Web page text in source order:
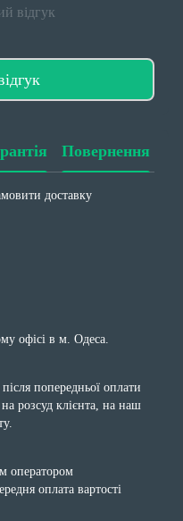
відгук
Повернення
доставку
офісі в м. Одеса.
попередньої оплати
розсуд клієнта, на наш
оператором
оплата вартості